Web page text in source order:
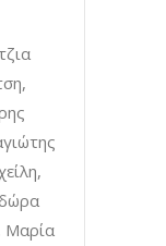
Μαρία